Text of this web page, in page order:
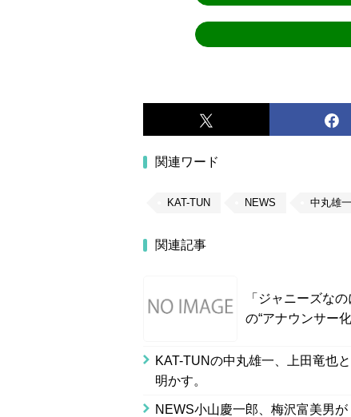
関連ワード
KAT-TUN NEWS 中丸雄一
関連記事
「ジャニーズな
の“アナウンサー
KAT-TUNの中丸雄一、上田竜也
明かす。
NEWS小山慶一郎、梅沢富美男